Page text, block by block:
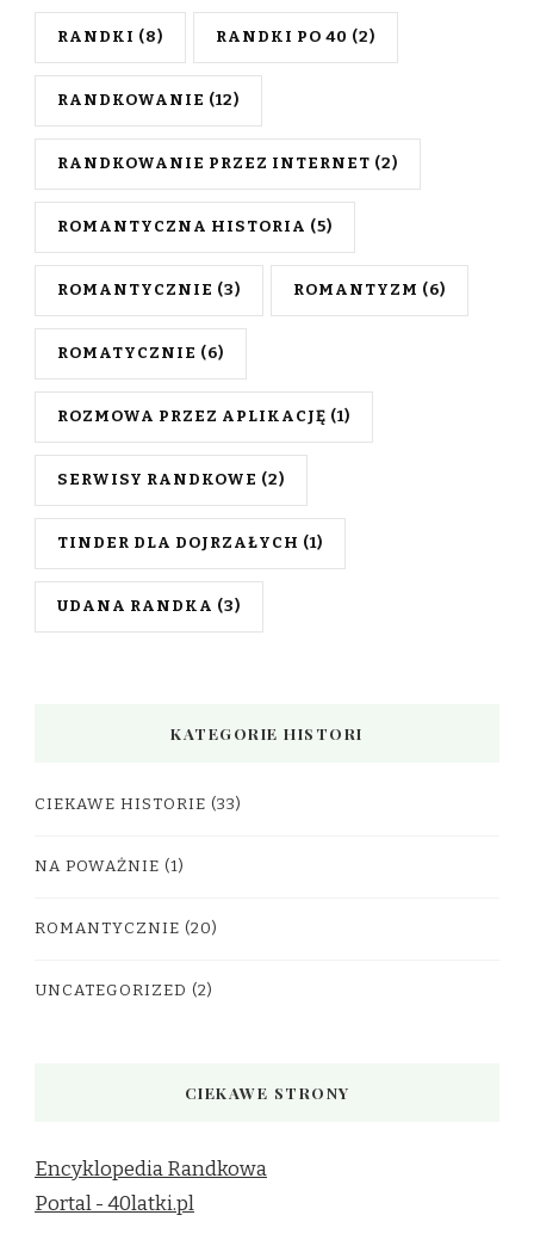
RANDKI (8) RANDKI PO 40 (2)
RANDKOWANIE (12)
RANDKOWANIE PRZEZ INTERNET (2)
ROMANTYCZNA HISTORIA (5)
ROMANTYCZNIE (3) ROMANTYZM (6)
ROMATYCZNIE (6)
ROZMOWA PRZEZ APLIKACJĘ (1)
SERWISY RANDKOWE (2)
TINDER DLA DOJRZAŁYCH (1)
UDANA RANDKA (3)
KATEGORIE HISTORI
CIEKAWE HISTORIE (33)
NA POWAŻNIE (1)
ROMANTYCZNIE (20)
UNCATEGORIZED (2)
CIEKAWE STRONY
Encyklopedia Randkowa
Portal - 40latki.pl